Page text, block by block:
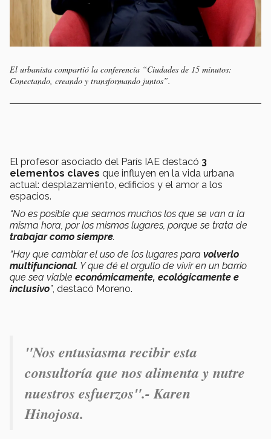
El urbanista compartió la conferencia “Ciudades de 15 minutos:
Conectando, creando y transformando juntos”.
El profesor asociado del París IAE destacó 3
elementos claves que influyen en la vida urbana
actual: desplazamiento, edificios y el amor a los
espacios.
“No es posible que seamos muchos los que se van a la
misma hora, por los mismos lugares, porque se trata de
trabajar como siempre.
“Hay que cambiar el uso de los lugares para volverlo
multifuncional. Y que dé el orgullo de vivir en un barrio
que sea viable económicamente, ecológicamente e
inclusivo”, destacó Moreno.
"Nos entusiasma recibir esta
consultoría que nos alimenta y nutre
nuestros esfuerzos".- Karen
Hinojosa.